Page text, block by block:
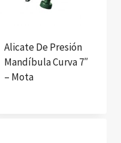
Alicate De Presión
Mandíbula Curva 7″
– Mota